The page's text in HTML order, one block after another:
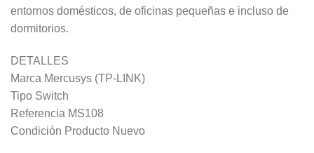
entornos domésticos, de oficinas pequeñas e incluso de
dormitorios.
DETALLES
Marca Mercusys (TP-LINK)
Tipo Switch
Referencia MS108
Condición Producto Nuevo